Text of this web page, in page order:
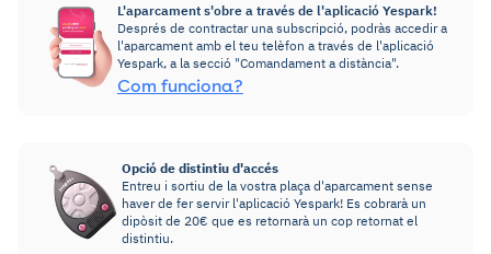
L'aparcament s'obre a través de l'aplicació Yespark!
Després de contractar una subscripció, podràs accedir a
l'aparcament amb el teu telèfon a través de l'aplicació
Yespark, a la secció "Comandament a distància".
Com funciona?
Opció de distintiu d'accés
Entreu i sortiu de la vostra plaça d'aparcament sense
haver de fer servir l'aplicació Yespark! Es cobrarà un
dipòsit de 20€ que es retornarà un cop retornat el
distintiu.